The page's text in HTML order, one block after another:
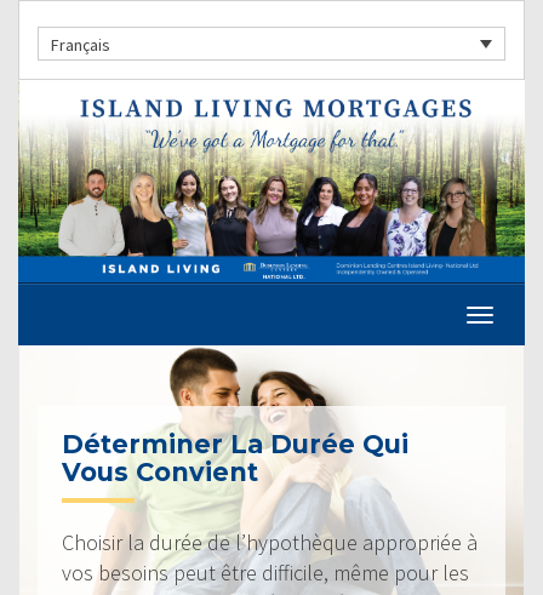
Français
Déterminer La Durée Qui
Vous Convient
Choisir la durée de l’hypothèque appropriée à
vos besoins peut être difficile, même pour les